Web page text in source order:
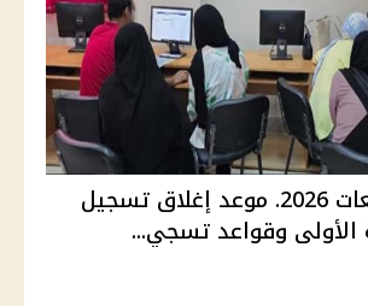
تنسيق الجامعات 2026. موعد إغلاق تسجيل
الأولى وقواعد تسجي...